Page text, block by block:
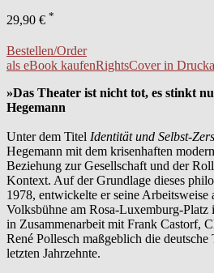
29,90 € *
Bestellen/Order
als eBook kaufenRightsCover in
»Das Theater ist nicht tot, es stinkt
Hegemann
Unter dem Titel Identität und Selbst-
Hegemann mit dem krisenhaften
Beziehung zur Gesellschaft und der
Kontext. Auf der Grundlage dieses
1978, entwickelte er seine Arbeitsweise
Volksbühne am Rosa-Luxemburg-Platz
in Zusammenarbeit mit Frank Castorf,
René Pollesch maßgeblich die deutsche
letzten Jahrzehnte.